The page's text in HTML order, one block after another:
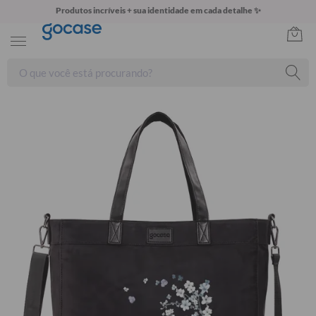
Produtos incríveis + sua identidade em cada detalhe ✨